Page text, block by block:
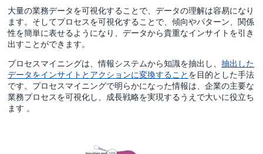
大量の業務データを可視化することで、データの理解は容易になり
ます。そしてプロセスを可視化することで、傾向やパターン、関係
性を簡単に表せるようになり、データから貴重なインサイトを引き
出すことができます。
プロセスマイニングは、情報システムから知識を抽出し、抽出した
データをインサイトとアクションに変換すること を目的とした手法
です。プロセスマイニングで明らかになった情報は、企業の主要な
業務プロセスを可視化し、成長戦略を実現するうえで大いに役立ち
ます 。